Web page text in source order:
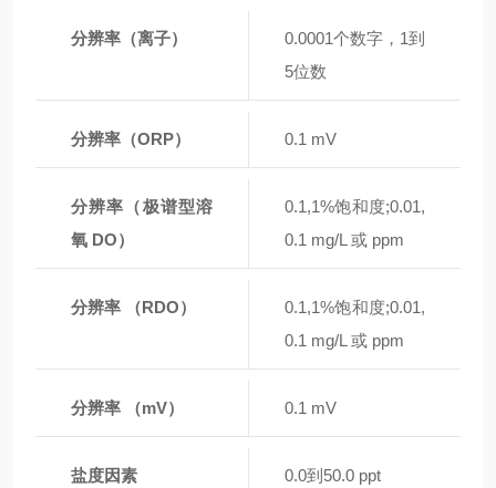
分辨率（离子）
0.0001个数字，1到
5位数
分辨率（ORP） 0.1 mV
分辨率（极谱型溶
氧 DO）
0.1,1%饱和度;0.01,
0.1 mg/L 或 ppm
分辨率 （RDO）
0.1,1%饱和度;0.01,
0.1 mg/L 或 ppm
分辨率 （mV） 0.1 mV
盐度因素 0.0到50.0 ppt